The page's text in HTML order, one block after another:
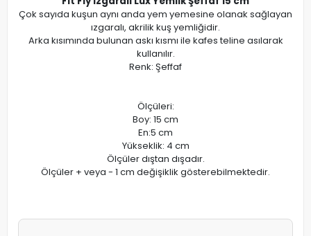
Çok sayıda kuşun aynı anda yem yemesine olanak sağlayan
ızgaralı, akrilik kuş yemliğidir.
Arka kısımında bulunan askı kısmı ile kafes teline asılarak
kullanılır.
Renk: Şeffaf
Ölçüleri:
Boy: 15 cm
En:5 cm
Yükseklik: 4 cm
Ölçüler dıştan dışadır.
Ölçüler + veya - 1 cm değişiklik gösterebilmektedir.